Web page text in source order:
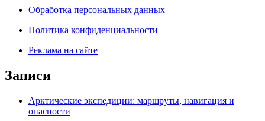
Обработка персональных данных
Политика конфиденциальности
Реклама на сайте
Записи
Арктические экспедиции: маршруты, навигация и
опасности